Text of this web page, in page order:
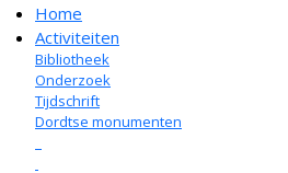
Home
Activiteiten
Bibliotheek
Onderzoek
Tijdschrift
Dordtse monumenten